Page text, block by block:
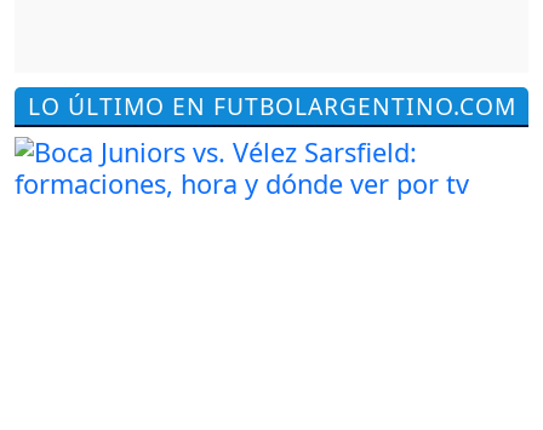
LO ÚLTIMO EN FUTBOLARGENTINO.COM